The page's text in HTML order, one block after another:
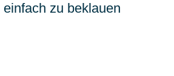
zu beklauen